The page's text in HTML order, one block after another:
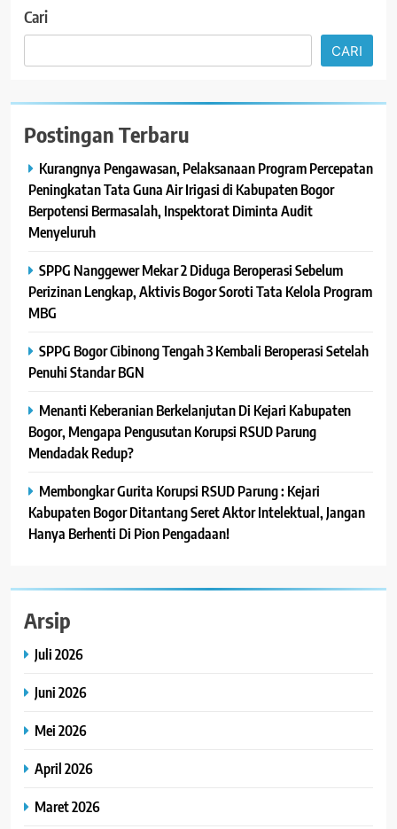
Cari
CARI
Postingan Terbaru
Kurangnya Pengawasan, Pelaksanaan Program Percepatan
Peningkatan Tata Guna Air Irigasi di Kabupaten Bogor
Berpotensi Bermasalah, Inspektorat Diminta Audit
Menyeluruh
SPPG Nanggewer Mekar 2 Diduga Beroperasi Sebelum
Perizinan Lengkap, Aktivis Bogor Soroti Tata Kelola Program
MBG
SPPG Bogor Cibinong Tengah 3 Kembali Beroperasi Setelah
Penuhi Standar BGN
Menanti Keberanian Berkelanjutan Di Kejari Kabupaten
Bogor, Mengapa Pengusutan Korupsi RSUD Parung
Mendadak Redup?
Membongkar Gurita Korupsi RSUD Parung : Kejari
Kabupaten Bogor Ditantang Seret Aktor Intelektual, Jangan
Hanya Berhenti Di Pion Pengadaan!
Arsip
Juli 2026
Juni 2026
Mei 2026
April 2026
Maret 2026